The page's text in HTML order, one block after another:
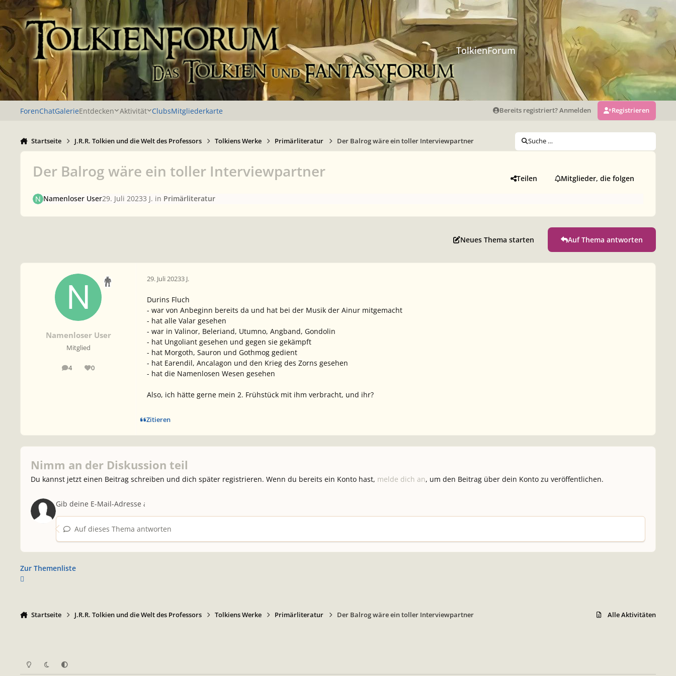
Zu Inhalt springen
TolkienForum
ForenChatGalerieEntdecken Aktivität ClubsMitgliederkarte Bereits registriert? Anmelden Registrieren
Startseite J.R.R. Tolkien und die Welt des Professors Tolkiens Werke Primärliteratur Der Balrog wäre ein toller Interviewpartner Suche …
Der Balrog wäre ein toller Interviewpartner Teilen Mitglieder, die folgen
Namenloser User29. Juli 20233 J. in Primärliteratur
Neues Thema starten Auf Thema antworten
Namenloser User
Mitglied
4
Beiträge0
Reputation
29. Juli 20233 J.
Durins Fluch
- war von Anbeginn bereits da und hat bei der Musik der Ainur mitgemacht
- hat alle Valar gesehen
- war in Valinor, Beleriand, Utumno, Angband, Gondolin
- hat Ungoliant gesehen und gegen sie gekämpft
- hat Morgoth, Sauron und Gothmog gedient
- hat Earendil, Ancalagon und den Krieg des Zorns gesehen
- hat die Namenlosen Wesen gesehen
Also, ich hätte gerne mein 2. Frühstück mit ihm verbracht, und ihr?
Zitieren
Nimm an der Diskussion teil
Du kannst jetzt einen Beitrag schreiben und dich später registrieren. Wenn du bereits ein Konto hast, melde dich an, um den Beitrag über dein Konto zu veröffentlichen.
Auf dieses Thema antworten
Zur Themenliste
Startseite J.R.R. Tolkien und die Welt des Professors Tolkiens Werke Primärliteratur Der Balrog wäre ein toller Interviewpartner Alle Aktivitäten
Heller ModusDunkler Modus
Systemeinstellung